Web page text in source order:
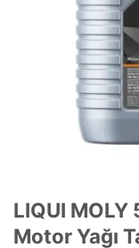
LIQUI
Motor Yağı